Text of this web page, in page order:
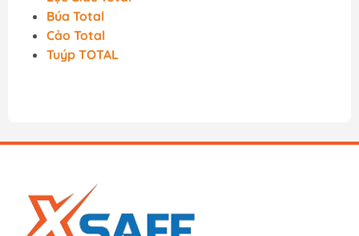
Búa Total
Cảo Total
Tuýp TOTAL